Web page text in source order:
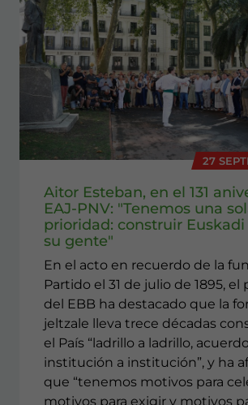
27
Aitor Esteban, en el 131
EAJ-PNV: "Tenemos una
prioridad: construir
su gente"
En el acto en recuerdo de la
Partido el 31 de julio de 1895,
del EBB ha destacado que la
jeltzale lleva trece décadas
el País “ladrillo a ladrillo,
institución a institución”, y ha
que “tenemos motivos para
motivos para exigir y motivos